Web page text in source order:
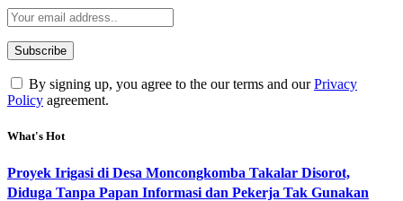
By signing up, you agree to the our terms and ourPrivacy
Policy agreement.
What's Hot
Proyek Irigasi di Desa Moncongkomba Takalar Disorot,
Diduga Tanpa Papan Informasi dan Pekerja Tak Gunakan